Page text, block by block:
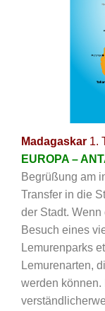
Madagaskar 1.
EUROPA –
Begrüßung am
Transfer in die
der Stadt. Wenn
Besuch eines
Lemurenparks
Lemurenarten,
werden können.